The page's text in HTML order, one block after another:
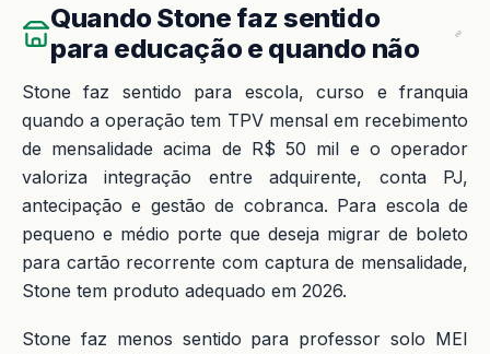
Quando Stone faz sentido
para educação e quando não
Stone faz sentido para escola, curso e franquia
quando a operação tem TPV mensal em recebimento
de mensalidade acima de R$ 50 mil e o operador
valoriza integração entre adquirente, conta PJ,
antecipação e gestão de cobranca. Para escola de
pequeno e médio porte que deseja migrar de boleto
para cartão recorrente com captura de mensalidade,
Stone tem produto adequado em 2026.
Stone faz menos sentido para professor solo MEI